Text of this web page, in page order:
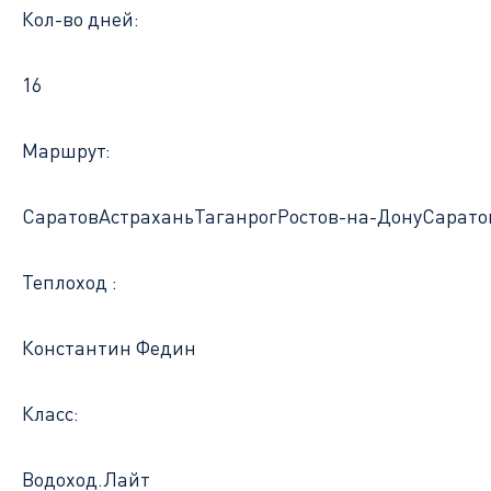
Кол-во дней:
16
Маршрут:
СаратовАстраханьТаганрогРостов-на-Дону
Теплоход :
Константин Федин
Класс:
Водоход.Лайт